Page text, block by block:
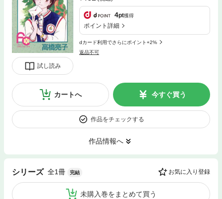
試し読み
4pt獲得
ポイント詳細
dカード利用でさらにポイント+2%
返品不可
カートへ 今すぐ買う
作品をチェックする
作品情報へ
シリーズ 全1冊 完結 お気に入り登録
未購入巻をまとめて買う